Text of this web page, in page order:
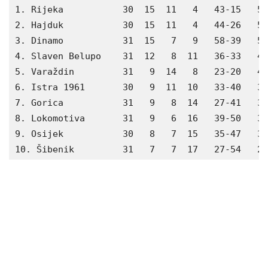
1. Rijeka           30  15  11   4   43-15   56
2. Hajduk           30  15  11   4   44-26   56
3. Dinamo           31  15   7   9   58-39   52
4. Slaven Belupo    31  12   8  11   36-33   44
5. Varaždin         31   9  14   8   23-20   41
6. Istra 1961       30   9  11  10   33-40   38
7. Gorica           31   9   8  14   27-41   35
8.​​​​​​ Lokomotiva       31   9   6  16   39-50   33
9. Osijek           30   8   7  15   35-47   31
10. Šibenik         31   7   7  17   27-54   28